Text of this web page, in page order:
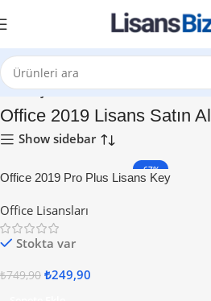
Ana Sayfa
Office 2019 Lisans Satın Al
Show sidebar
-67%
Office 2019 Pro Plus Lisans Key
Office Lisansları
Stokta var
₺749,90 ₺249,90